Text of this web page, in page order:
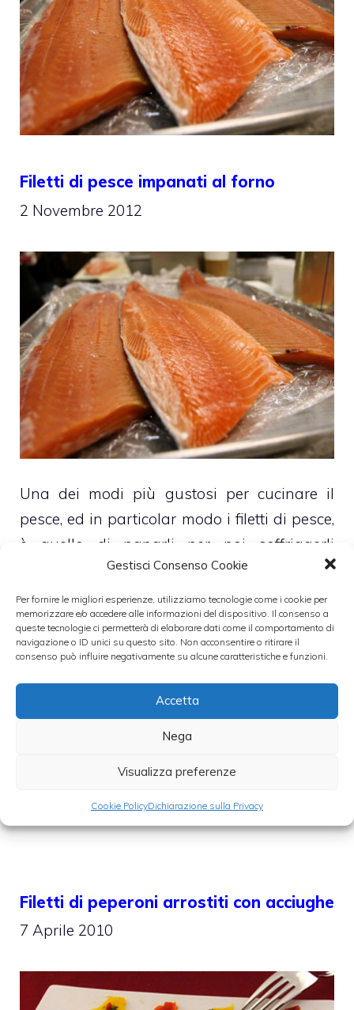
Gestisci Consenso Cookie
Per fornire le migliori esperienze, utilizziamo tecnologie come i cookie per
memorizzare e/o accedere alle informazioni del dispositivo. Il consenso a
queste tecnologie ci permetterà di elaborare dati come il comportamento di
navigazione o ID unici su questo sito. Non acconsentire o ritirare il
consenso può influire negativamente su alcune caratteristiche e funzioni.
Accetta
Nega
Visualizza preferenze
Cookie PolicyDichiarazione sulla Privacy
Filetti di pesce impanati al forno
2 Novembre 2012
Una dei modi più gustosi per cucinare il
pesce, ed in particolar modo i filetti di pesce,
è quello di panarli per poi soffriggerli
delicatamente.
Nel caso in cui, però, si decidesse di voler
gustare un piatto non solamente goloso ma,
allo stesso tempo, incredibilmente leggere, si
potrebbe modificare la cottura cuocendo i
filetti di pesce impanati al forno e non già in
Cucina sana,pesce,ricette veloci
Filetti di peperoni arrostiti con acciughe
7 Aprile 2010